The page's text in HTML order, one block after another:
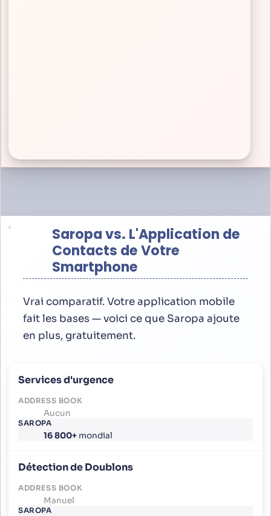
Saropa vs. L'Application de
Contacts de Votre
Smartphone
Vrai comparatif. Votre application mobile
fait les bases — voici ce que Saropa ajoute
en plus, gratuitement.
Services d'urgence
Aucun
16 800+ mondial
Détection de Doublons
Manuel